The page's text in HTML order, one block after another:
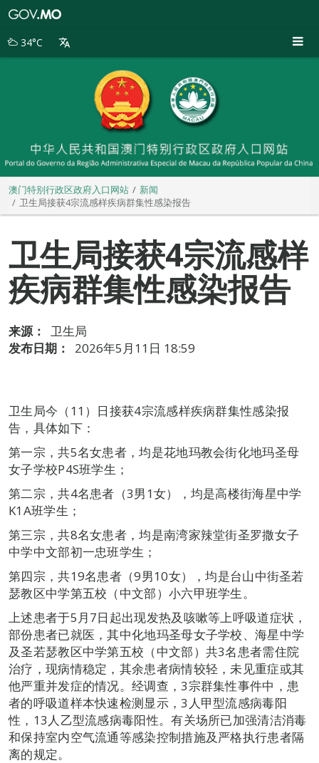
别
34°C
澳门特别行政区政府入口网站
新闻
卫生局接获4宗流感样疾病群集性感染报告
卫生局接获4宗流感样
疾病群集性感染报告
来源：
卫生局
发布日期：
2026年5月11日 18:59
卫生局今（11）日接获4宗流感样疾病群集性感染报
告，具体如下：
第一宗，共5名女患者，均是花地玛教会街化地玛圣母
女子学校P4S班学生；
第二宗，共4名患者（3男1女），均是高楼街海星中学
K1A班学生；
第三宗，共8名女患者，均是南湾家辣堂街圣罗撒女子
中学中文部初一忠班学生；
第四宗，共19名患者（9男10女），均是台山中街圣若
瑟教区中学第五校（中文部）小六甲班学生。
上述患者于5月7日起出现发热及咳嗽等上呼吸道症状，
部份患者已就医，其中化地玛圣母女子学校、海星中学
及圣若瑟教区中学第五校（中文部）共3名患者需住院
治疗，现病情稳定，其余患者病情较轻，未见重症或其
他严重并发症的情况。经调查，3宗群集性事件中，患
者的呼吸道样本快速检测显示，3人甲型流感病毒阳
性，13人乙型流感病毒阳性。有关场所已加强清洁消毒
和保持室内空气流通等感染控制措施及严格执行患者隔
离的规定。